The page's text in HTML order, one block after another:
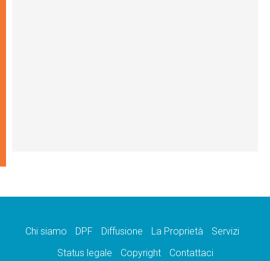
Chi siamo DPF Diffusione La Proprietà
Servizi
Status legale
Copyright Contattaci